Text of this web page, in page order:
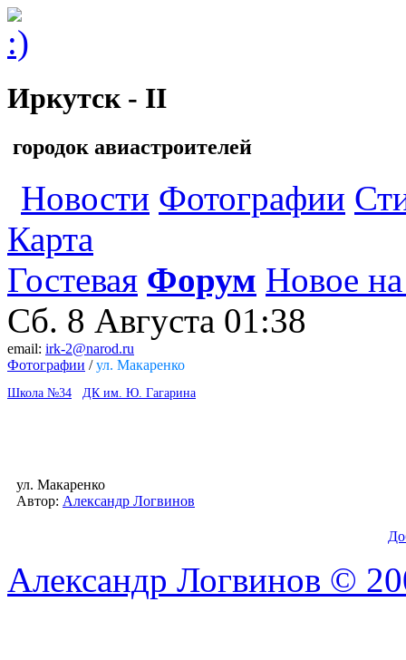
Иркутск - II
городок авиастроителей
Новости Фотографии
Карта
Гостевая Форум Новое на
Сб. 8 Августа 01:38
email: irk-2@narod.ru
Фотографии /ул. Макаренко
Школа №34 ДК им. Ю. Гагарина
ул. Макаренко
Автор: Александр Логвинов
Александр Логвинов ©